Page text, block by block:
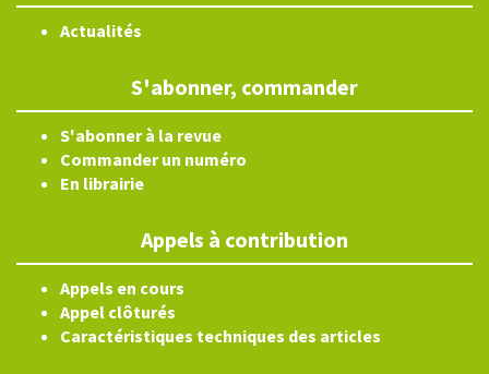
Actualités
S'abonner, commander
S'abonner à la revue
Commander un numéro
En librairie
Appels à contribution
Appels en cours
Appel clôturés
Caractéristiques techniques des articles